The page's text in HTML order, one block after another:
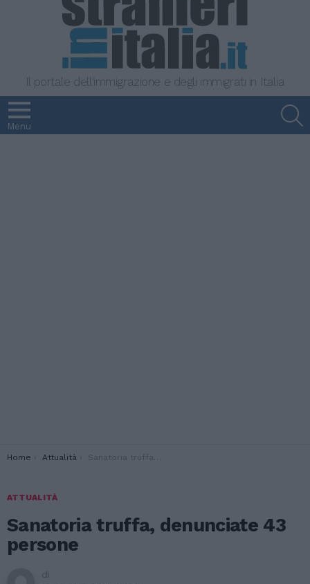
Il portale dell'immigrazione e degli immigrati in Italia
Menu
You are here:
Home Attualità Sanatoria truffa, denunciate 43 persone
ATTUALITÀ
Sanatoria truffa, denunciate 43
persone
di